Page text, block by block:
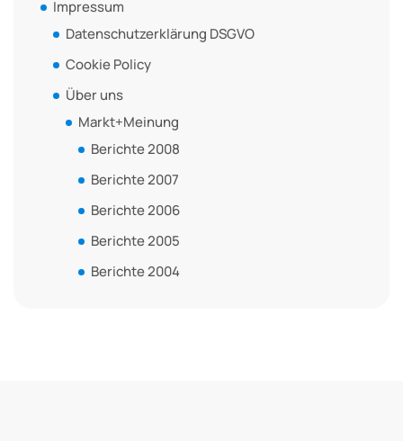
Impressum
Datenschutzerklärung DSGVO
Cookie Policy
Über uns
Markt+Meinung
Berichte 2008
Berichte 2007
Berichte 2006
Berichte 2005
Berichte 2004